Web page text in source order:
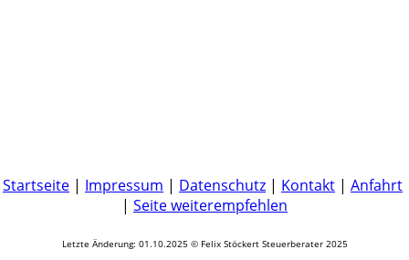
Startseite | Impressum | Datenschutz | Kontakt | Anfahrt
| Seite weiterempfehlen
Letzte Änderung: 01.10.2025 © Felix Stöckert Steuerberater 2025